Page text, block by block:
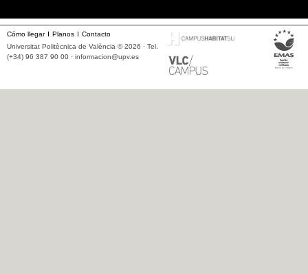
Cómo llegar Planos
Contacto
Universitat Politècnica de València © 2026 · Tel.
(+34) 96 387 90 00 · informacion@upv.es